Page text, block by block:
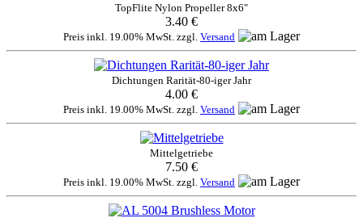
TopFlite Nylon Propeller 8x6"
3.40 €
Preis inkl. 19.00% MwSt. zzgl. Versand
Dichtungen Rarität-80-iger Jahr
4.00 €
Preis inkl. 19.00% MwSt. zzgl. Versand
Mittelgetriebe
7.50 €
Preis inkl. 19.00% MwSt. zzgl. Versand